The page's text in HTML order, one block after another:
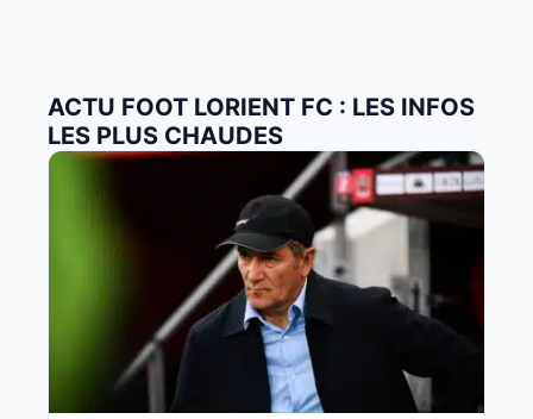
ACTU FOOT LORIENT FC : LES INFOS
LES PLUS CHAUDES